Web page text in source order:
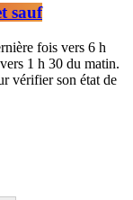
sauf
fois vers 6 h
1 h 30 du matin.
vérifier son état de